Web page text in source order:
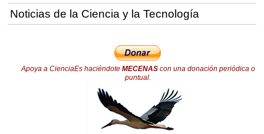
Noticias de la Ciencia y la Tecnología
Apoya a CienciaEs haciéndote MECENAScon una donación periódica o
puntual.